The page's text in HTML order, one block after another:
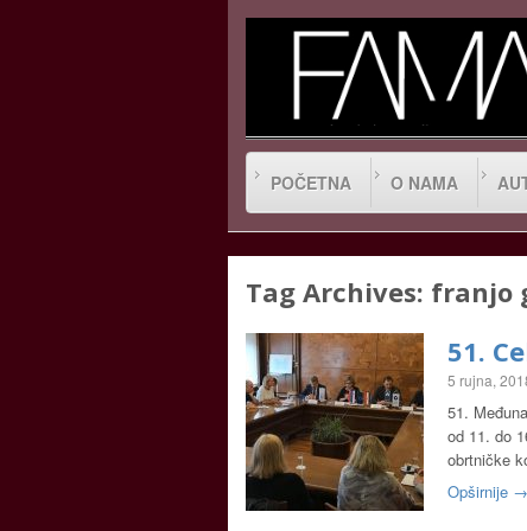
POČETNA O NAMA
Tag Archives: franjo
51.
5 rujna,
51.
od 11. do
obrtničke
Opširnije →